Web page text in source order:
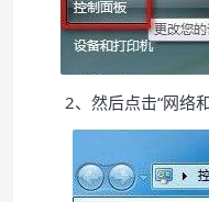
2、然后点击“网络